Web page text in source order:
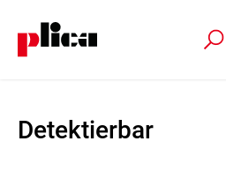
Detektierbar